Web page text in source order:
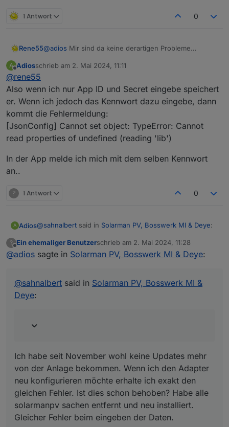
1 Antwort 0
Rene55@adios Mir sind da keine derartigen Probleme
Warnung 'solarmanpv has an invalid jsonConfig'
behoben.
Darüber hinaus kann es sein, dass bei Solarmanpv
irgendwas an den Daten nicht stimmt. Hatten andere
Nutzer auch schon - und ich zurzeit selbst auch!
A
Offline
Adiosschrieb am 2. Mai 2024, 11:11
zuletzt editiert von
@rene55
Also wenn ich nur App ID und Secret eingebe speichert
er. Wenn ich jedoch das Kennwort dazu eingebe, dann
kommt die Fehlermeldung:
[JsonConfig] Cannot set object: TypeError: Cannot
read properties of undefined (reading 'lib')
In der App melde ich mich mit dem selben Kennwort
an..
? 1 Antwort 0
A Adios@sahnalbert said in Solarman PV, Bosswerk MI & Deye:
Hi,
12K-SG04LP3-EU und ein Microwechselrichter
Adaptereinstellungen eintrage (Firmenname lasse
ich leer) erhalte ich beim Speichern einen PopUp
Fehler:
[JsonConfig] Cannot set object: TypeError: Cannot
read properties of undefined (reading 'lib')
der Anlage bekommen. Wenn ich den Adapter neu
?
Offline
Ein ehemaliger Benutzerschrieb am 2. Mai 2024, 11:28
zuletzt editiert von
@adios sagte in Solarman PV, Bosswerk MI & Deye:
@sahnalbert said in Solarman PV, Bosswerk MI &
Deye:
Ich habe seit November wohl keine Updates mehr
von der Anlage bekommen. Wenn ich den Adapter
neu konfigurieren möchte erhalte ich exakt den
gleichen Fehler. Ist dies schon behoben? Habe alle
solarmanpv sachen entfernt und neu installiert.
Gleicher Fehler beim eingeben der Daten.